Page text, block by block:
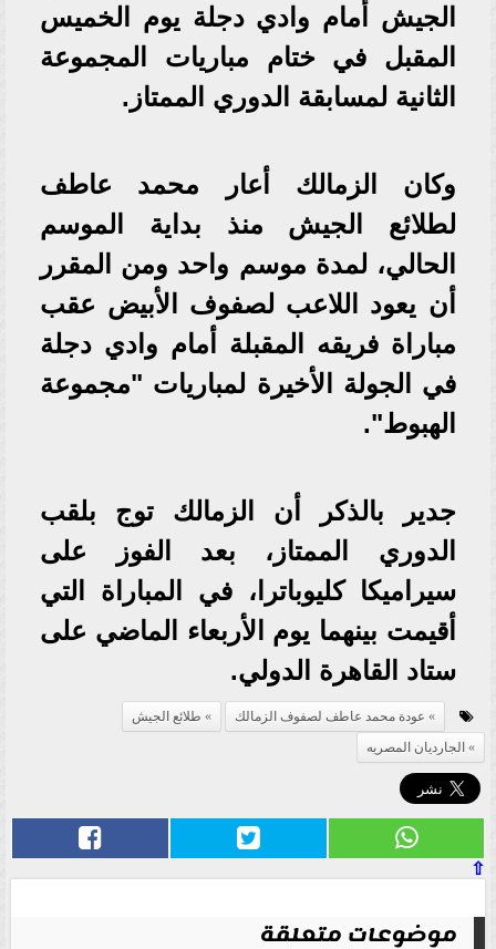
الجيش أمام وادي دجلة يوم الخميس
المقبل في ختام مباريات المجموعة
الثانية لمسابقة الدوري الممتاز.
وكان الزمالك أعار محمد عاطف
لطلائع الجيش منذ بداية الموسم
الحالي، لمدة موسم واحد ومن المقرر
أن يعود اللاعب لصفوف الأبيض عقب
مباراة فريقه المقبلة أمام وادي دجلة
في الجولة الأخيرة لمباريات "مجموعة
الهبوط".
جدير بالذكر أن الزمالك توج بلقب
الدوري الممتاز، بعد الفوز على
سيراميكا كليوباترا، في المباراة التي
أقيمت بينهما يوم الأربعاء الماضي على
ستاد القاهرة الدولي.
عودة محمد عاطف لصفوف الزمالك
طلائع الجيش
الجارديان المصريه
⇧
موضوعات متعلقة